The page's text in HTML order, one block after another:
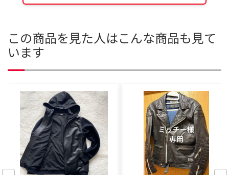
この商品を見た人はこんな商品も見て
います